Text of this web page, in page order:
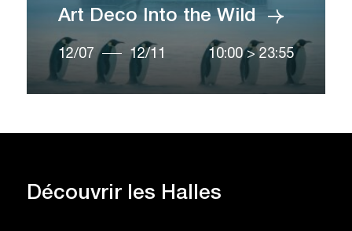
Art Deco Into the Wild
12/07 12/11 10:00 > 23:55
Découvrirles Halles